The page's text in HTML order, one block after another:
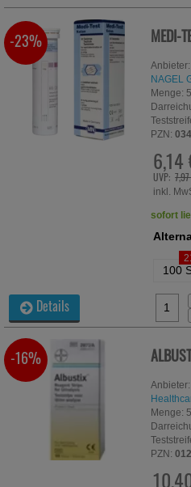
SORTIEREN
NACH:
FILTERN
NACH:
MEDI-
Anbieter:
NAGEL
Menge:
PZN:
6,14
UVP:
inkl.
-23%
sofort
100
Details
Anbieter:
Menge:
PZN:
-16%